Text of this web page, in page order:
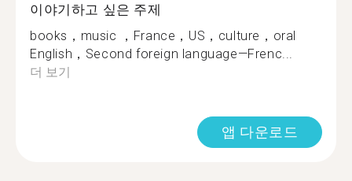
이야기하고 싶은 주제
books，music ，France，US，culture，oral
English，Second foreign language—Frenc...
더 보기
앱 다운로드